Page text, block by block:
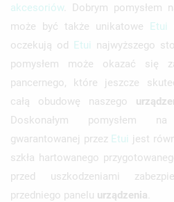
akcesoriów. Dobrym pomysłem
może być także unikatowe Etui
oczekują od Etui najwyższego
pomysłem może okazać się
pancernego, które jeszcze
całą obudowę naszego
Doskonałym pomysłem
gwarantowanej przez Etui jest
szkła hartowanego
przed uszkodzeniami
przedniego panelu urządzenia